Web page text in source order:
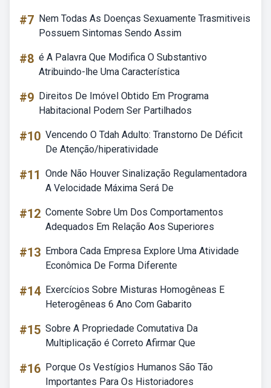
#7 Nem Todas As Doenças Sexuamente Trasmitiveis
Possuem Sintomas Sendo Assim
#8 é A Palavra Que Modifica O Substantivo
Atribuindo-lhe Uma Característica
#9 Direitos De Imóvel Obtido Em Programa
Habitacional Podem Ser Partilhados
#10 Vencendo O Tdah Adulto: Transtorno De Déficit
De Atenção/hiperatividade
#11 Onde Não Houver Sinalização Regulamentadora
A Velocidade Máxima Será De
#12 Comente Sobre Um Dos Comportamentos
Adequados Em Relação Aos Superiores
#13 Embora Cada Empresa Explore Uma Atividade
Econômica De Forma Diferente
#14 Exercícios Sobre Misturas Homogêneas E
Heterogêneas 6 Ano Com Gabarito
#15 Sobre A Propriedade Comutativa Da
Multiplicação é Correto Afirmar Que
#16 Porque Os Vestígios Humanos São Tão
Importantes Para Os Historiadores